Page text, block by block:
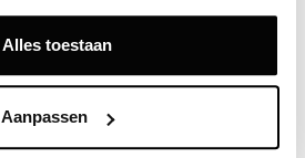
Alles toestaan
Aanpassen
Terug
nieuwsberichten